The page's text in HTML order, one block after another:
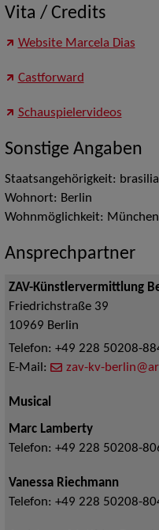
Vita / Credits
Website Marcela Dias
Castforward
Schauspielervideos
Sonstige Angaben
Staatsangehörigkeit:
Wohnort: Berlin
Wohnmöglichkeit: München
Ansprechpartner
ZAV-Künstlervermittlung
Friedrichstraße 39
10969 Berlin
Telefon: +49 228 50208-
E-Mail:
zav-kv-
Musical
Marc Lamberty
Telefon: +49 228 50208-
Vanessa Riechmann
Telefon: +49 228 50208-